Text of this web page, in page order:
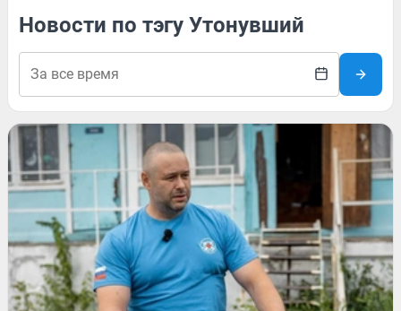
Новости по тэгу Утонувший